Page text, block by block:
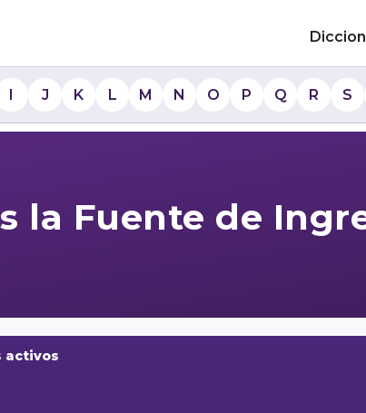
I J K L M N O P Q R S
la Fuente de
activos